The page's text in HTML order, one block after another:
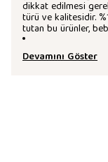
dikkat edilmesi
türü ve kalitesidir.
tutan bu ürünler,
Devamını Göster